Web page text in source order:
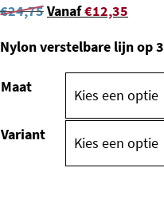
€24,75Oorspronkelijke
was:
24,75.
Vanaf€12,35
is:
€
Nylon verstelbare lijn op
Maat
Variant